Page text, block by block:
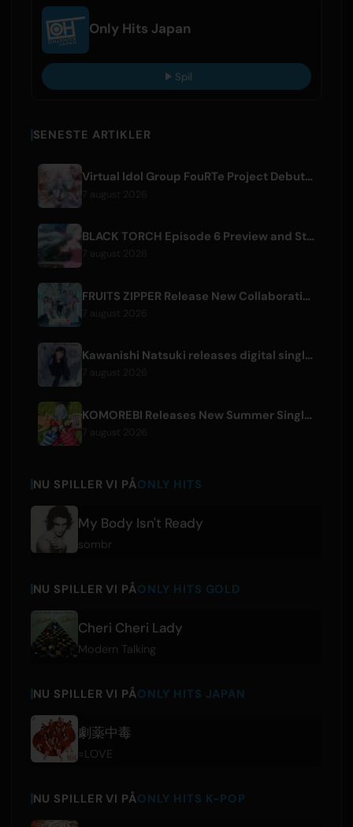
Only Hits Japan
Spil
SENESTE ARTIKLER
Virtual Idol Group FouRTe Project Debuts with 'ALL IN' Album Produced by m-flo's ☆Taku Takahashi
BLACK TORCH Episode 6 Preview and Streaming Details
FRUITS ZIPPER Release New Collaboration Song '1,2,3,FOOOOUR'
Kawanishi Natsuki releases digital single 'Sayonara wa Ichiban Kirei na Atashi de'
KOMOREBI Releases New Summer Single 'Letsu Natsu'
NU SPILLER VI PÅONLY HITS
My Body Isn't Ready
sombr
NU SPILLER VI PÅONLY HITS GOLD
Cheri Cheri Lady
Modern Talking
NU SPILLER VI PÅONLY HITS JAPAN
劇薬中毒
=LOVE
NU SPILLER VI PÅONLY HITS K-POP